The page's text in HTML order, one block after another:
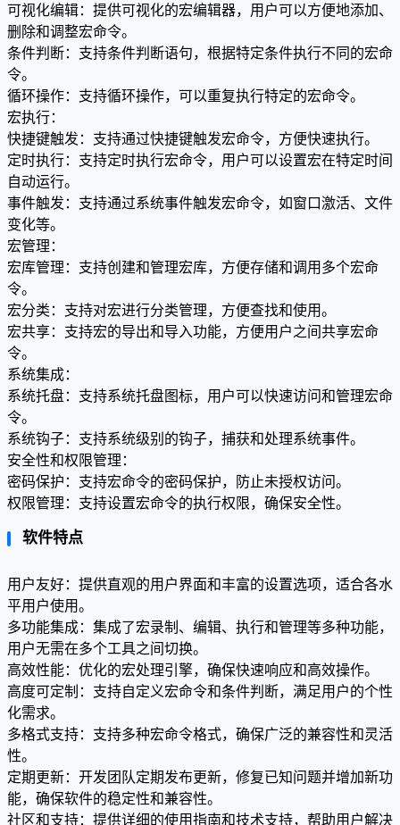
可视化编辑：提供可视化的宏编辑器，用户可以方便地添加、
删除和调整宏命令。
条件判断：支持条件判断语句，根据特定条件执行不同的宏命
令。
循环操作：支持循环操作，可以重复执行特定的宏命令。
宏执行：
快捷键触发：支持通过快捷键触发宏命令，方便快速执行。
定时执行：支持定时执行宏命令，用户可以设置宏在特定时间
自动运行。
事件触发：支持通过系统事件触发宏命令，如窗口激活、文件
变化等。
宏管理：
宏库管理：支持创建和管理宏库，方便存储和调用多个宏命
令。
宏分类：支持对宏进行分类管理，方便查找和使用。
宏共享：支持宏的导出和导入功能，方便用户之间共享宏命
令。
系统集成：
系统托盘：支持系统托盘图标，用户可以快速访问和管理宏命
令。
系统钩子：支持系统级别的钩子，捕获和处理系统事件。
安全性和权限管理：
密码保护：支持宏命令的密码保护，防止未授权访问。
权限管理：支持设置宏命令的执行权限，确保安全性。
软件特点
用户友好：提供直观的用户界面和丰富的设置选项，适合各水
平用户使用。
多功能集成：集成了宏录制、编辑、执行和管理等多种功能，
用户无需在多个工具之间切换。
高效性能：优化的宏处理引擎，确保快速响应和高效操作。
高度可定制：支持自定义宏命令和条件判断，满足用户的个性
化需求。
多格式支持：支持多种宏命令格式，确保广泛的兼容性和灵活
性。
定期更新：开发团队定期发布更新，修复已知问题并增加新功
能，确保软件的稳定性和兼容性。
社区和支持：提供详细的使用指南和技术支持，帮助用户解决